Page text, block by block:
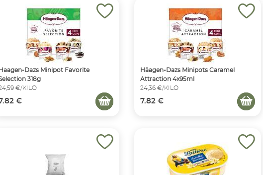
Haagen-Dazs Minipot Favorite
318g
€/KILO
€
Häagen-Dazs Minipots Caramel
Attraction 4x95ml
24,36 €/KILO
7.82 €